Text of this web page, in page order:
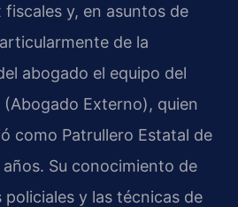
fiscales y, en asuntos de
de la
abogado el equipo del
(Abogado Externo), quien
como Patrullero Estatal de
Su conocimiento de
y las técnicas de